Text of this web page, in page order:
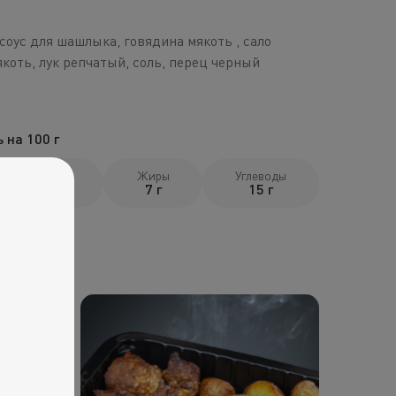
для шашлыка, говядина мякоть , сало
лук репчатый, соль, перец черный
на 100 г
Жиры
7 г
Углеводы
15 г